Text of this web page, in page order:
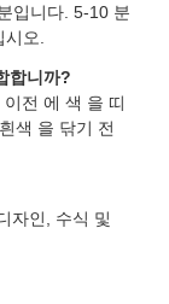
입니다. 5-10 분
오.
합니까?
전 에 색 을 띠
색 을 닦기 전
자인, 수식 및